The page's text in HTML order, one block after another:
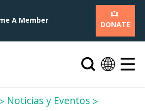
A Member DONATE
Noticias y Eventos